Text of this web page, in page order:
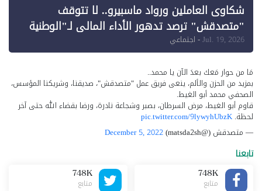
شكاوى العاملين ورواد ماسبيرو.. لا تتوقف
"متصدقش" ترصد تدهور الأداء المالي لـ"الوطنية
للإعلام"
Jul. 19, 2026- اجتماعي
مَا من حوار مَعك بعدَ الآن يا محمد..
بمزيد من الحزن والألم، ينعى فريق عمل "متصدقش"، صديقنا، وشريكنا المؤسس،
الصحفي محمد أبو الغيط.
قاوم أبو الغيط، مرض السرطان، بصبر وشجاعة نادرة، ورضا بقضاء الله حتى آخر
لحظة. pic.twitter.com/9lywyhUbzK
— متصدقش (@matsda2sh)
December 5, 2022
تابعنا
748K
متابع
748K
متابع